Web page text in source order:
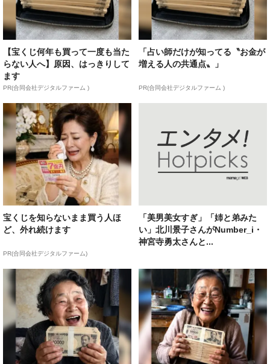
【宝くじ何年も買って一度も当た
らない人へ】原因、はっきりして
ます
PR(合同会社デジタルファーム )
「占い師だけが知ってる〝お金が
増える人の共通点〟」
PR(合同会社デジタルファーム )
宝くじを知らないまま買う人ほ
ど、外れ続けます
PR(合同会社デジタルファーム)
「美男美女すぎ」「姉と弟みた
い」北川景子さんがNumber_i・
神宮寺勇太さんと...